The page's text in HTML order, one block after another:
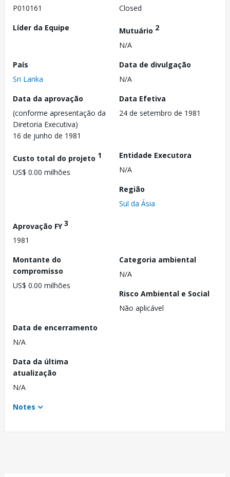
P010161
Closed
Líder da Equipe
Mutuário 2
N/A
País
Sri Lanka
Data de divulgação
N/A
Data da aprovação
(conforme apresentação da
Diretoria Executiva)
16 de junho de 1981
Data Efetiva
24 de setembro de 1981
Custo total do projeto 1
US$ 0.00 milhões
Entidade Executora
N/A
Região
Sul da Ásia
Aprovação FY3
1981
Montante do
compromisso
US$ 0.00 milhões
Categoria ambiental
N/A
Risco Ambiental e Social
Não aplicável
Data de encerramento
N/A
Data da última
atualização
N/A
Notes